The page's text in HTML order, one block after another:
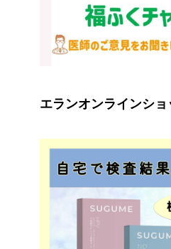
エランオンラインシ